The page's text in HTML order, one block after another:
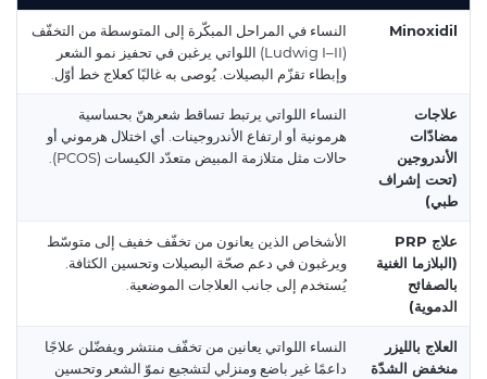
Minoxidil
النساء في المراحل المبكّرة إلى المتوسطة من التخفّف
(Ludwig I–II) اللواتي يرغبن في تحفيز نمو الشعر
وإبطاء تقزّم البصيلات. يُوصى به غالبًا كعلاج خط أوّل.
علاجات
مضادّات
الأندروجين
(تحت إشراف
طبي)
النساء اللواتي يرتبط تساقط شعرهنّ بحساسية
هرمونية أو ارتفاع الأندروجينات. أي اختلال هرموني أو
حالات مثل متلازمة المبيض متعدّد الكيسات (PCOS).
علاج PRP
(البلازما الغنية
بالصفائح
الدموية)
الأشخاص الذين يعانون من تخفّف خفيف إلى متوسّط
ويرغبون في دعم صحّة البصيلات وتحسين الكثافة.
يُستخدم إلى جانب العلاجات الموضعية.
العلاج بالليزر
منخفض الشدّة
النساء اللواتي يعانين من تخفّف منتشر ويفضّلن علاجًا
داعمًا غير باضع ومنزلي لتشجيع نموّ الشعر وتحسين